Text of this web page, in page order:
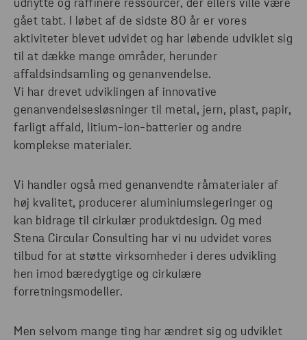
udnytte og raffinere ressourcer, der ellers ville være
gået tabt. I løbet af de sidste 80 år er vores
aktiviteter blevet udvidet og har løbende udviklet sig
til at dække mange områder, herunder
affaldsindsamling og genanvendelse.
Vi har drevet udviklingen af innovative
genanvendelsesløsninger til metal, jern, plast, papir,
farligt affald, litium-ion-batterier og andre
komplekse materialer.
Vi handler også med genanvendte råmaterialer af
høj kvalitet, producerer aluminiumslegeringer og
kan bidrage til cirkulær produktdesign. Og med
Stena Circular Consulting har vi nu udvidet vores
tilbud for at støtte virksomheder i deres udvikling
hen imod bæredygtige og cirkulære
forretningsmodeller.
Men selvom mange ting har ændret sig og udviklet